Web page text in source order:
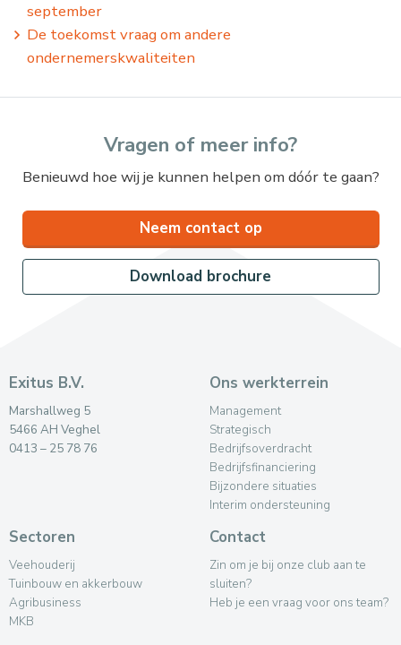
september
De toekomst vraag om andere
ondernemerskwaliteiten
Vragen of meer info?
Benieuwd hoe wij je kunnen helpen om dóór te gaan?
Neem contact op
Download brochure
Exitus B.V.
Marshallweg 5
5466 AH Veghel
0413 – 25 78 76
Ons werkterrein
Management
Strategisch
Bedrijfsoverdracht
Bedrijfsfinanciering
Bijzondere situaties
Interim ondersteuning
Sectoren
Veehouderij
Tuinbouw en akkerbouw
Agribusiness
MKB
Contact
Zin om je bij onze club aan te
sluiten?
Heb je een vraag voor ons team?